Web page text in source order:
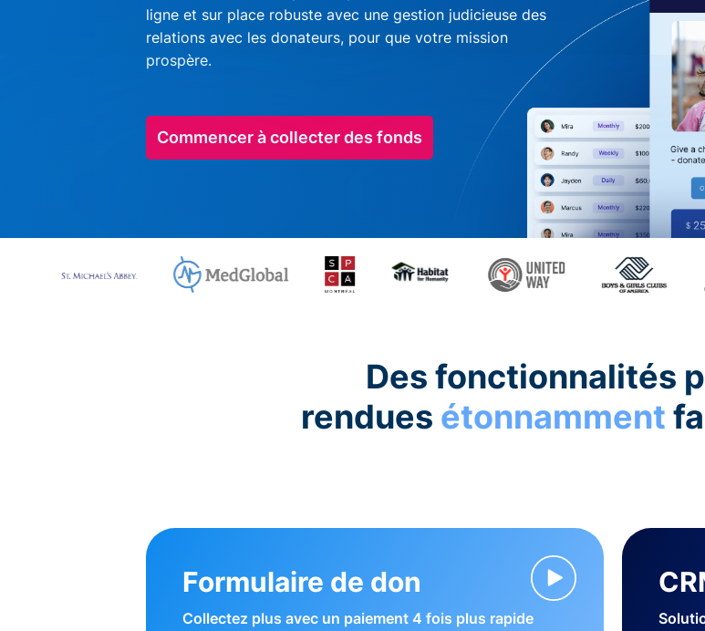
ligne et sur place robuste avec une gestion judicieuse des
relations avec les donateurs, pour que votre mission
prospère.
Commencer à collecter des fonds
Des fonctionnalités
rendues étonnamment
Formulaire de don
Collectez plus avec un paiement 4 fois plus rapide